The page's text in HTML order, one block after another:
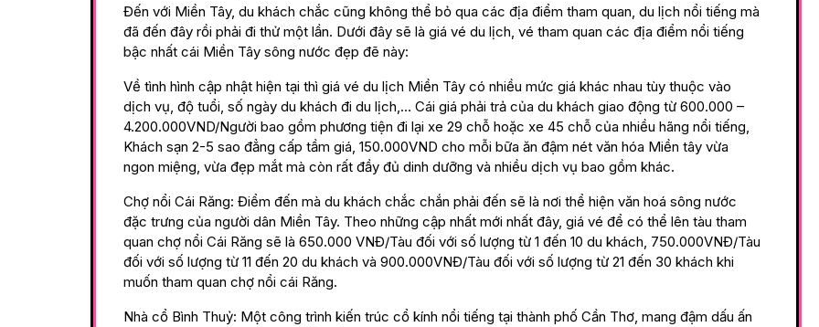
Đến với Miền Tây, du khách chắc cũng không thể bỏ qua các địa điểm tham quan, du lịch nổi tiếng mà
đã đến đây rồi phải đi thử một lần. Dưới đây sẽ là giá vé du lịch, vé tham quan các địa điểm nổi tiếng
bậc nhất cái Miền Tây sông nước đẹp đẽ này:
Về tình hình cập nhật hiện tại thì giá vé du lịch Miền Tây có nhiều mức giá khác nhau tùy thuộc vào
dịch vụ, độ tuổi, số ngày du khách đi du lịch,… Cái giá phải trả của du khách giao động từ 600.000 –
4.200.000VND/Người bao gồm phương tiện đi lại xe 29 chỗ hoặc xe 45 chỗ của nhiều hãng nổi tiếng,
Khách sạn 2-5 sao đẳng cấp tầm giá, 150.000VND cho mỗi bữa ăn đậm nét văn hóa Miền tây vừa
ngon miệng, vừa đẹp mắt mà còn rất đầy đủ dinh dưỡng và nhiều dịch vụ bao gồm khác.
Chợ nổi Cái Răng: Điểm đến mà du khách chắc chắn phải đến sẽ là nơi thể hiện văn hoá sông nước
đặc trưng của người dân Miền Tây. Theo những cập nhất mới nhất đây, giá vé để có thể lên tàu tham
quan chợ nổi Cái Răng sẽ là 650.000 VNĐ/Tàu đối với số lượng từ 1 đến 10 du khách, 750.000VNĐ/Tàu
đối với số lượng từ 11 đến 20 du khách và 900.000VNĐ/Tàu đối với số lượng từ 21 đến 30 khách khi
muốn tham quan chợ nổi cái Răng.
Nhà cổ Bình Thuỷ: Một công trình kiến trúc cổ kính nổi tiếng tại thành phố Cần Thơ, mang đậm dấu ấn